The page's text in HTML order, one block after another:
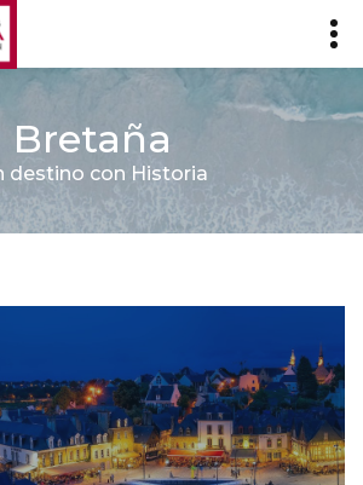
Bretaña
destino con Historia